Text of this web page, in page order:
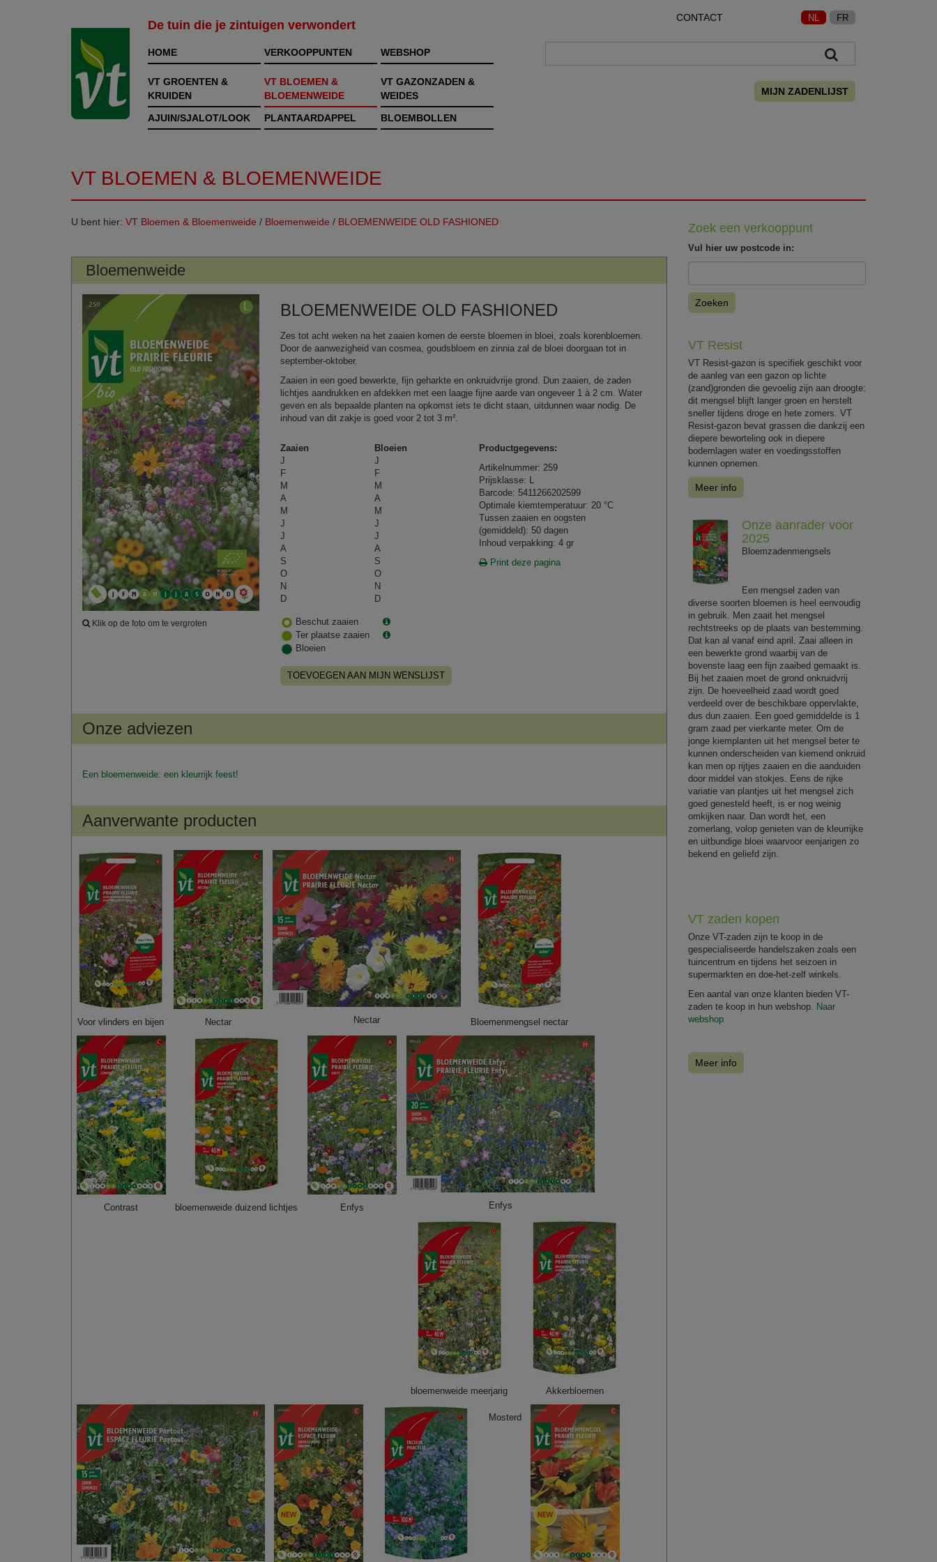
De tuin die je zintuigen verwondert
CONTACT NL FR
HOME VERKOOPPUNTEN WEBSHOP
VT GROENTEN &
KRUIDEN
VT BLOEMEN &
BLOEMENWEIDE
VT GAZONZADEN &
WEIDES
AJUIN/SJALOT/LOOK
PLANTAARDAPPEL BLOEMBOLLEN
MIJN ZADENLIJST
VT BLOEMEN & BLOEMENWEIDE
U bent hier: VT Bloemen & Bloemenweide / Bloemenweide / BLOEMENWEIDE OLD FASHIONED
Bloemenweide
Klik op de foto om te vergroten
BLOEMENWEIDE OLD FASHIONED
Zes tot acht weken na het zaaien komen de eerste bloemen in bloei, zoals korenbloemen.
Door de aanwezigheid van cosmea, goudsbloem en zinnia zal de bloei doorgaan tot in
september-oktober.
Zaaien in een goed bewerkte, fijn geharkte en onkruidvrije grond. Dun zaaien, de zaden
lichtjes aandrukken en afdekken met een laagje fijne aarde van ongeveer 1 à 2 cm. Water
geven en als bepaalde planten na opkomst iets te dicht staan, uitdunnen waar nodig. De
inhoud van dit zakje is goed voor 2 tot 3 m².
Zaaien
Bloeien
J
J
F
F
M
M
A
A
M
M
J
J
J
J
A
A
S
S
O
O
N
N
D
D
Beschut zaaien
Ter plaatse zaaien
Bloeien
TOEVOEGEN AAN MIJN WENSLIJST
Productgegevens:
Artikelnummer: 259
Prijsklasse: L
Barcode: 5411266202599
Optimale kiemtemperatuur: 20 °C
Tussen zaaien en oogsten
(gemiddeld): 50 dagen
Inhoud verpakking: 4 gr
Print deze pagina
Onze adviezen
Een bloemenweide: een kleurrijk feest!
Aanverwante producten
Voor vlinders en bijen Nectar Nectar Bloemenmengsel nectar
Contrast bloemenweide duizend lichtjes Enfys Enfys
bloemenweide meerjarig Akkerbloemen
Mosterd
Zoek een verkooppunt
Vul hier uw postcode in:
Zoeken
VT Resist
VT Resist-gazon is specifiek geschikt voor
de aanleg van een gazon op lichte
(zand)gronden die gevoelig zijn aan droogte:
dit mengsel blijft langer groen en herstelt
sneller tijdens droge en hete zomers. VT
Resist-gazon bevat grassen die dankzij een
diepere beworteling ook in diepere
bodemlagen water en voedingsstoffen
kunnen opnemen.
Meer info
Onze aanrader voor
2025
Bloemzadenmengsels
Een mengsel zaden van
diverse soorten bloemen is heel eenvoudig
in gebruik. Men zaait het mengsel
rechtstreeks op de plaats van bestemming.
Dat kan al vanaf eind april. Zaai alleen in
een bewerkte grond waarbij van de
bovenste laag een fijn zaaibed gemaakt is.
Bij het zaaien moet de grond onkruidvrij
zijn. De hoeveelheid zaad wordt goed
verdeeld over de beschikbare oppervlakte,
dus dun zaaien. Een goed gemiddelde is 1
gram zaad per vierkante meter. Om de
jonge kiemplanten uit het mengsel beter te
kunnen onderscheiden van kiemend onkruid
kan men op rijtjes zaaien en die aanduiden
door middel van stokjes. Eens de rijke
variatie van plantjes uit het mengsel zich
goed genesteld heeft, is er nog weinig
omkijken naar. Dan wordt het, een
zomerlang, volop genieten van de kleurrijke
en uitbundige bloei waarvoor eenjarigen zo
bekend en geliefd zijn.
VT zaden kopen
Onze VT-zaden zijn te koop in de
gespecialiseerde handelszaken zoals een
tuincentrum en tijdens het seizoen in
supermarkten en doe-het-zelf winkels.
Een aantal van onze klanten bieden VT-
zaden te koop in hun webshop. Naar
webshop
Meer info